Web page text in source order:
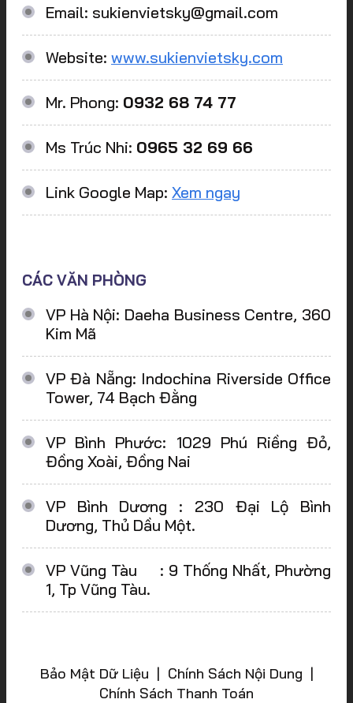
Email: sukienvietsky@gmail.com
Website: www.sukienvietsky.com
Mr. Phong: 0932 68 74 77
Ms Trúc Nhi: 0965 32 69 66
Link Google Map: Xem ngay
CÁC VĂN PHÒNG
VP Hà Nội: Daeha Business Centre, 360
Kim Mã
VP Đà Nẵng: Indochina Riverside Office
Tower, 74 Bạch Đằng
VP Bình Phước: 1029 Phú Riềng Đỏ,
Đồng Xoài, Đồng Nai
VP Bình Dương : 230 Đại Lộ Bình
Dương, Thủ Dầu Một.
VP Vũng Tàu : 9 Thống Nhất, Phường
1, Tp Vũng Tàu.
Bảo Mật Dữ Liệu | Chính Sách Nội Dung |
Chính Sách Thanh Toán